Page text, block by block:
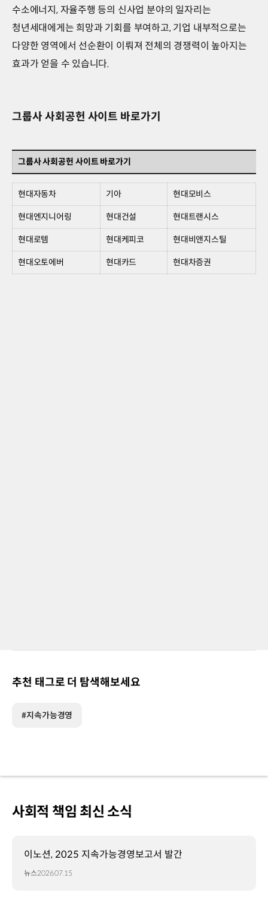
수소에너지, 자율주행 등의 신사업 분야의 일자리는
청년세대에게는 희망과 기회를 부여하고, 기업 내부적으로는
다양한 영역에서 선순환이 이뤄져 전체의 경쟁력이 높아지는
효과가 얻을 수 있습니다.
그룹사 사회공헌 사이트 바로가기
사회공헌
사이트
바로가기
그룹사 사회공헌 사이트 바로가기
현대자동차 기아 현대모비스
현대엔지니어링 현대건설 현대트랜시스
현대로템 현대케피코 현대비앤지스틸
현대오토에버 현대카드 현대차증권
추천 태그로 더 탐색해보세요
#지속가능경영
사회적 책임 최신 소식
이노션, 2025 지속가능경영보고서 발간
뉴스2026.07.15